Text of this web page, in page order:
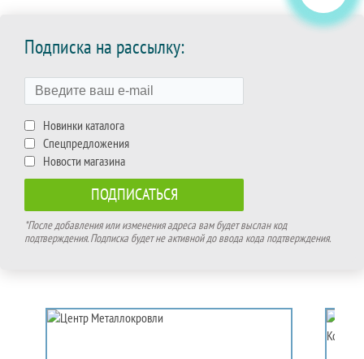
Подписка на рассылку:
Новинки каталога
Спецпредложения
Новости магазина
*После добавления или изменения адреса вам будет выслан код
подтверждения. Подписка будет не активной до ввода кода подтверждения.